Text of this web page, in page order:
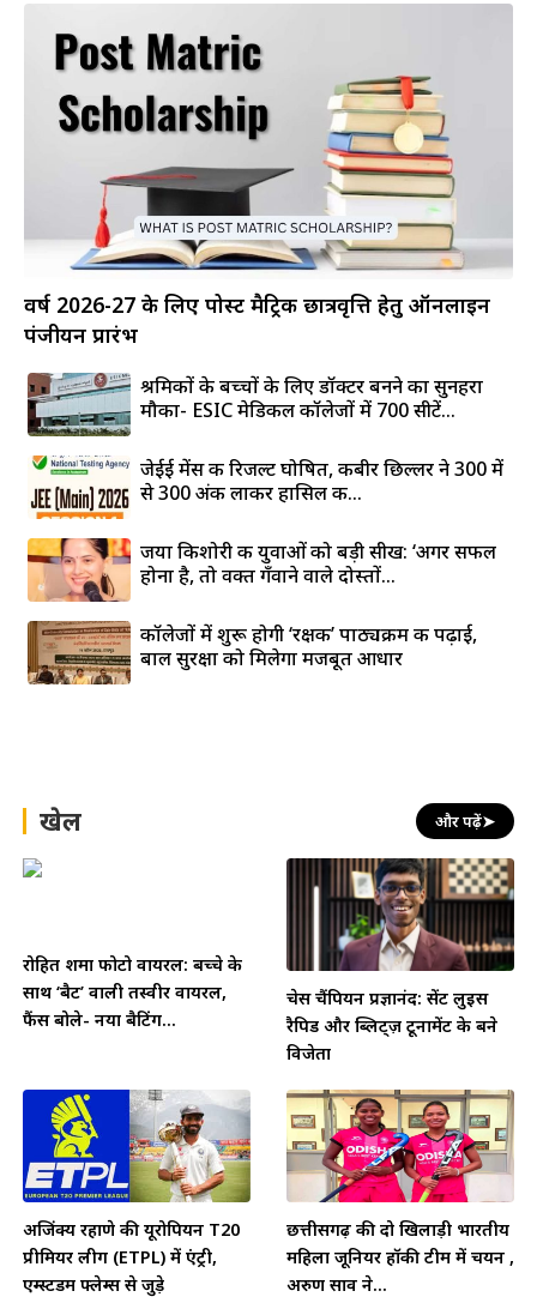
वर्ष 2026-27 के लिए पोस्ट मैट्रिक छात्रवृत्ति हेतु ऑनलाइन
पंजीयन प्रारंभ
श्रमिकों के बच्चों के लिए डॉक्टर बनने का सुनहरा
मौका- ESIC मेडिकल कॉलेजों में 700 सीटें...
जेईई मेंस की रिजल्ट घोषित, कबीर छिल्लर ने 300 में
से 300 अंक लाकर हासिल की...
जया किशोरी की युवाओं को बड़ी सीख: ‘अगर सफल
होना है, तो वक्त गँवाने वाले दोस्तों...
कॉलेजों में शुरू होगी ‘रक्षक’ पाठ्यक्रम की पढ़ाई,
बाल सुरक्षा को मिलेगा मजबूत आधार
खेल और पढ़ें➤
रोहित शर्मा फोटो वायरल: बच्चे के
साथ ‘बैट’ वाली तस्वीर वायरल,
फैंस बोले- नया बैटिंग...
चेस चैंपियन प्रज्ञानंद: सेंट लुइस
रैपिड और ब्लिट्ज़ टूर्नामेंट के बने
विजेता
अजिंक्य रहाणे की यूरोपियन T20
प्रीमियर लीग (ETPL) में एंट्री,
एम्स्टर्डम फ्लेम्स से जुड़े
छत्तीसगढ़ की दो खिलाड़ी भारतीय
महिला जूनियर हॉकी टीम में चयन ,
अरुण साव ने...